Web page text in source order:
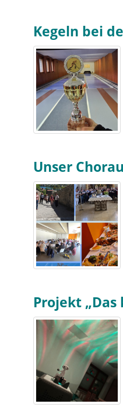
Kegeln bei
Unser
Projekt „Das